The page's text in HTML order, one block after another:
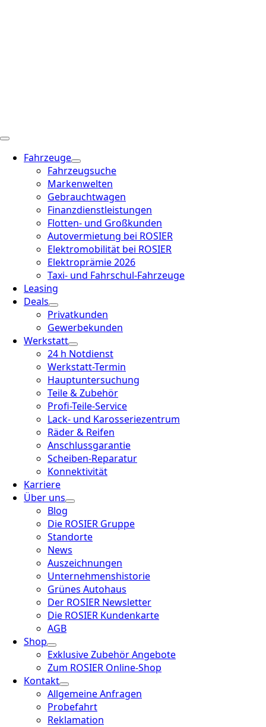
Fahrzeuge
Fahrzeugsuche
Markenwelten
Gebrauchtwagen
Finanzdienstleistungen
Flotten- und Großkunden
Autovermietung bei ROSIER
Elektromobilität bei ROSIER
Elektroprämie 2026
Taxi- und Fahrschul-Fahrzeuge
Leasing
Deals
Privatkunden
Gewerbekunden
Werkstatt
24 h Notdienst
Werkstatt-Termin
Hauptuntersuchung
Teile & Zubehör
Profi-Teile-Service
Lack- und Karosseriezentrum
Räder & Reifen
Anschlussgarantie
Scheiben-Reparatur
Konnektivität
Karriere
Über uns
Blog
Die ROSIER Gruppe
Standorte
News
Auszeichnungen
Unternehmenshistorie
Grünes Autohaus
Der ROSIER Newsletter
Die ROSIER Kundenkarte
AGB
Shop
Exklusive Zubehör Angebote
Zum ROSIER Online-Shop
Kontakt
Allgemeine Anfragen
Probefahrt
Reklamation